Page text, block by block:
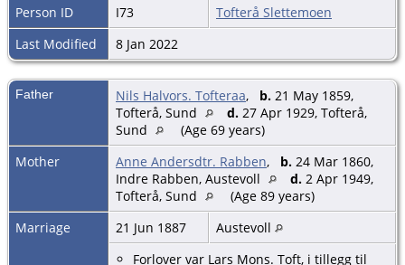
Person ID
I73
Tofterå Slettemoen
Last Modified
8 Jan 2022
Father Nils Halvors. Tofteraa, b. 21 May 1859,
Tofterå, Sund
d. 27 Apr 1929, Tofterå,
Sund
(Age 69 years)
Mother
Anne Andersdtr. Rabben, b. 24 Mar 1860,
Indre Rabben, Austevoll
d. 2 Apr 1949,
Tofterå, Sund
(Age 89 years)
Marriage
21 Jun 1887
Austevoll
Forlover var Lars Mons. Toft, i tillegg til